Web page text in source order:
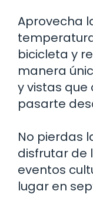
Aprovecha
bicicleta y
manera
y vistas
pasarte
No pierdas
disfrutar de
eventos
lugar en